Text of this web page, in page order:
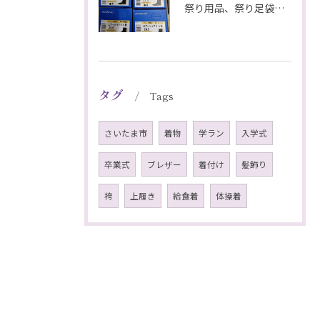
祭り用品、祭り足袋特価販売中
タグ Tags
さいたま市 着物 学ラン 入学式
卒業式 ブレザー 着付け 髪飾り
袴 上履き 給食着 体操着